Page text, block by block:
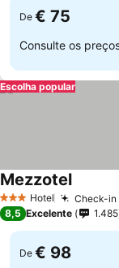
De € 75
Consulte os
Escolha popular
3 EstrelasHotel Check-in
Mezzotel
8,5 Excelente 1.485
De € 98